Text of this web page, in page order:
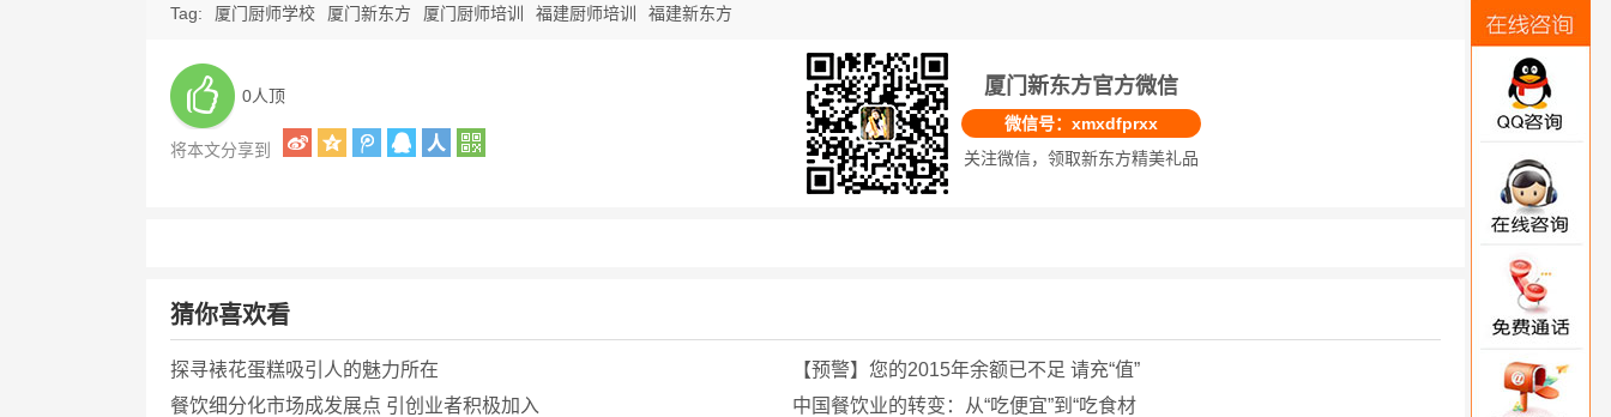
Tag: 厦门厨师学校 厦门新东方 厦门厨师培训 福建厨师培训 福建新东方
将本文分享到
0人顶 厦门新东方官方微信
微信号：xmxdfprxx
关注微信，领取新东方精美礼品
猜你喜欢看
探寻裱花蛋糕吸引人的魅力所在
【预警】您的2015年余额已不足 请充“值”
餐饮细分化市场成发展点 引创业者积极加入
中国餐饮业的转变：从“吃便宜”到“吃食材